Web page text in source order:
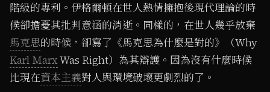
階級的專利。伊格爾頓在世人熱情擁抱後現代理論的時
候卻擔憂其批判意涵的消逝。同樣的，在世人幾乎放棄
馬克思的時候，卻寫了《馬克思為什麼是對的》（Why
Karl MarxWas Right）為其辯護。因為沒有什麼時候
比現在資本主義對人與環境破壞更劇烈的了。